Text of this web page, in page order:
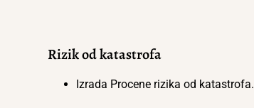
Rizik od katastrofa
Izrada Procene rizika od katastrofa.